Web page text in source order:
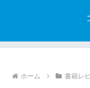
ホーム 書籍レ